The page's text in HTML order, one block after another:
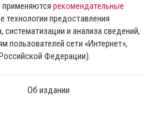
рекомендательные
предоставления
и анализа сведений,
пользователей сети «Интернет»,
Федерации).
Об издании